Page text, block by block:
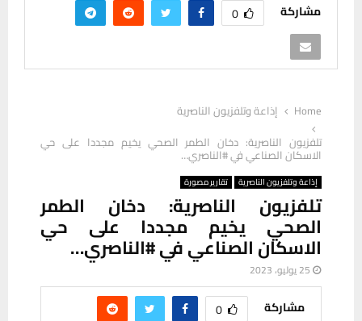
مشاركة 0
Home
إذاعة وتلفزيون الناصرية
تلفزيون الناصرية: دخان الطمر الصحي يخيم مجددا على حي
الاسكان الصناعي في #الناصري…
إذاعة وتلفزيون الناصرية تقارير مصورة
تلفزيون الناصرية: دخان الطمر
الصحي يخيم مجددا على حي
الاسكان الصناعي في #الناصري…
25 يوليو، 2023
مشاركة 0